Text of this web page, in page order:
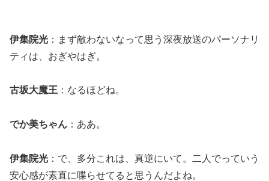
伊集院光 ：まず敵わないなって思う深夜放送のパーソナリ
ティは、おぎやはぎ。
古坂大魔王 ：なるほどね。
でか美ちゃん ：ああ。
伊集院光 ：で、多分これは、真逆にいて。二人でっていう
安心感が素直に喋らせてると思うんだよね。